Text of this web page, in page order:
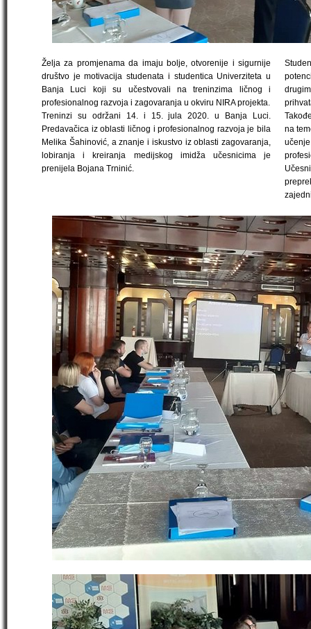
Želja za promjenama da imaju bolje, otvorenije i sigurnije
društvo je motivacija studenata i studentica Univerziteta u
Banja Luci koji su učestvovali na treninzima ličnog i
profesionalnog razvoja i zagovaranja u okviru NIRA projekta.
Treninzi su održani 14. i 15. jula 2020. u Banja Luci.
Predavačica iz oblasti ličnog i profesionalnog razvoja je bila
Melika Šahinović, a znanje i iskustvo iz oblasti zagovaranja,
lobiranja i kreiranja medijskog imidža učesnicima je
prenijela Bojana Trninić.
na